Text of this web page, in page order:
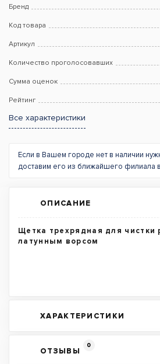
Бренд
Код товара
Артикул
Количество проголосовавших
Сумма оценок
Рейтинг
Все характеристики
Если в Вашем городе нет в наличии
доставим его из ближайшего филиала
ОПИСАНИЕ
Щетка трехрядная для чистки
латунным ворсом
ХАРАКТЕРИСТИКИ
ОТЗЫВЫ
0